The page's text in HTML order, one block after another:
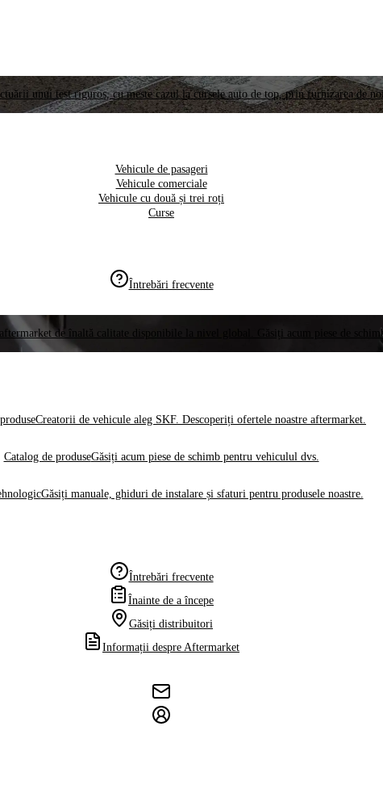
unui test riguros, cu meste cazul la cursele auto de top, prin furnizarea de
Vehicule de pasageri
Vehicule comerciale
Vehicule cu două și trei roți
Curse
Întrebări frecvente
de înaltă calitate disponibile la nivel global. Găsiți acum piese de
Creatorii de vehicule aleg SKF. Descoperiți ofertele noastre aftermarket.
Catalog de produseGăsiți acum piese de schimb pentru vehiculul dvs.
Găsiți manuale, ghiduri de instalare și sfaturi pentru produsele noastre.
Întrebări frecvente
Înainte de a începe
Găsiți distribuitori
Informații despre Aftermarket